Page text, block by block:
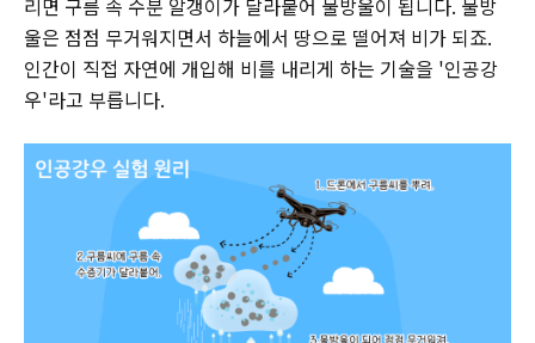
울은 점점 무거워지면서 하늘에서 땅으로 떨어져 비가 되죠.
인간이 직접 자연에 개입해 비를 내리게 하는 기술을 '인공강
우'라고 부릅니다.